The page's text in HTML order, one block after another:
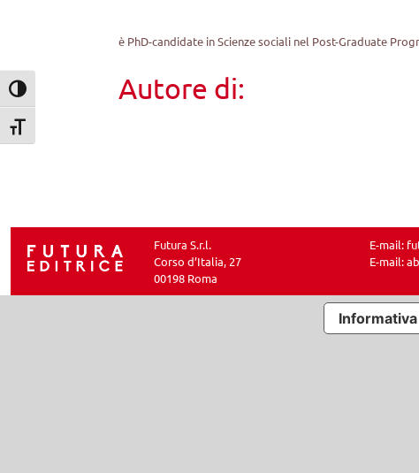
Attiva/disattiva alto contrasto
Attiva/disattiva dimensione testo
è PhD-candidate in Scienze sociali nel Post-Graduate
Autore di:
Futura S.r.l.
Corso d’Italia, 27
00198 Roma
E-mail:
E-mail: